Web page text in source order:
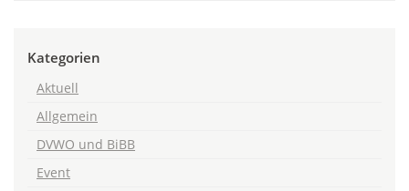
Kategorien
Aktuell
Allgemein
DVWO und BiBB
Event